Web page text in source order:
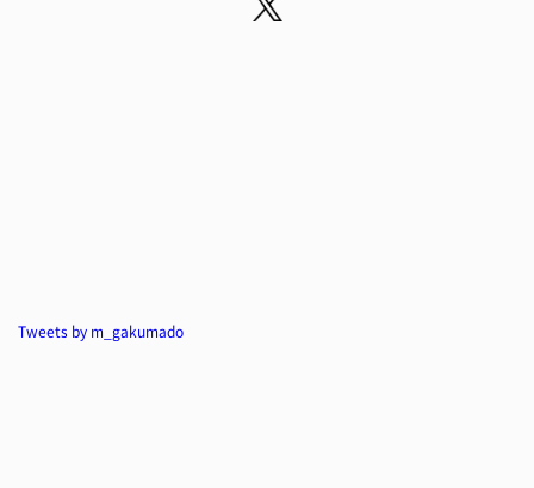
Tweets by m_gakumado